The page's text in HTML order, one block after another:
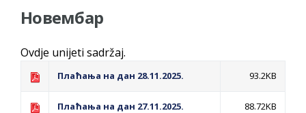
КУЋЕ СА ОКУЋНИЦОМ НА ТЕРИТОРИЈИ
Обавјештење за предузетника - Ненад
Нукић
Новембар
Ovdje unijeti sadržaj.
Плаћања на дан 28.11.2025. 93.2KB
Плаћања на дан 27.11.2025. 88.72KB